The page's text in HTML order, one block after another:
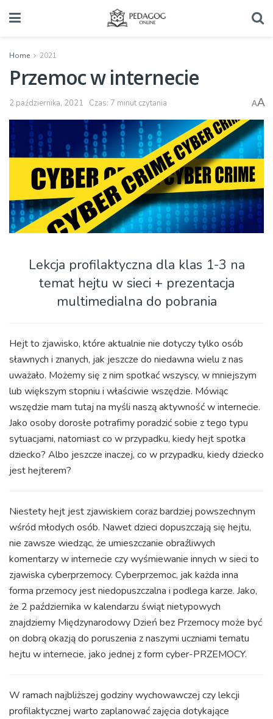
Home 2021
Przemoc w internecie
2 października, 2021 Czas: 7 minut czytania AA
Lekcja profilaktyczna dla klas 1-3 na
temat hejtu w sieci + prezentacja
multimedialna do pobrania
Hejt to zjawisko, które aktualnie nie dotyczy tylko osób
sławnych i znanych, jak jeszcze do niedawna wielu z nas
uważało. Możemy się z nim spotkać wszyscy, w mniejszym
lub większym stopniu i właściwie wszędzie. Mówiąc
wszędzie mam tutaj na myśli naszą aktywność w internecie.
Jako osoby dorosłe potrafimy poradzić sobie z tego typu
sytuacjami, natomiast co w przypadku, kiedy hejt spotka
dziecko? Albo jeszcze inaczej, co w przypadku, kiedy dziecko
jest hejterem?
Niestety hejt jest zjawiskiem coraz bardziej powszechnym
wśród młodych osób. Nawet dzieci dopuszczają się hejtu,
nie zawsze wiedząc, że umieszczanie obraźliwych
komentarzy w internecie czy wyśmiewanie innych w sieci to
zjawiska cyberprzemocy. Cyberprzemoc, jak każda inna
forma przemocy jest niedopuszczalna i podlega karze. Jako,
że 2 października w kalendarzu świąt nietypowych
znajdziemy Międzynarodowy Dzień bez Przemocy może być
on dobrą okazją do poruszenia z naszymi uczniami tematu
hejtu w internecie, jako jednej z form cyber-PRZEMOCY.
W ramach najbliższej godziny wychowawczej czy lekcji
profilaktycznej warto zaplanować zajęcia dotykające